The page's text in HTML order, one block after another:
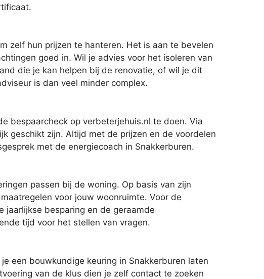
zelf hun prijzen te hanteren. Het is aan te bevelen
goed in. Wil je advies voor het isoleren van
die je kan helpen bij de renovatie, of wil je dit
is dan veel minder complex.
bespaarcheck op verbeterjehuis.nl te doen. Via
geschikt zijn. Altijd met de prijzen en de voordelen
met de energiecoach in Snakkerburen.
passen bij de woning. Op basis van zijn
voor jouw woonruimte. Voor de
jaarlijkse besparing en de geraamde
tijd voor het stellen van vragen.
een bouwkundige keuring in Snakkerburen laten
van de klus dien je zelf contact te zoeken